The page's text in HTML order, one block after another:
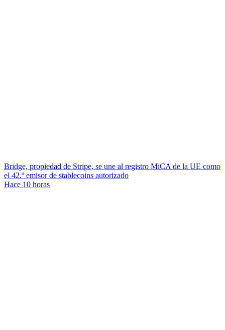
Bridge, propiedad de Stripe, se une al registro MiCA de la UE como
el 42.º emisor de stablecoins autorizado
Hace 10 horas